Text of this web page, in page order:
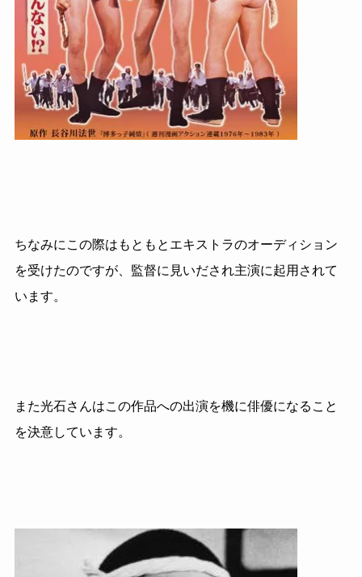
ちなみにこの際はもともとエキストラのオーディション
を受けたのですが、監督に見いだされ主演に起用されて
います。
また光石さんはこの作品への出演を機に俳優になること
を決意しています。